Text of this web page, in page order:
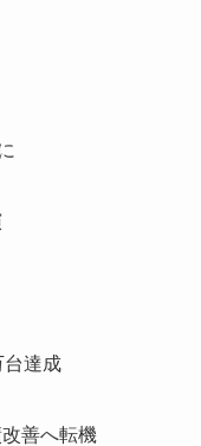
台達成
善へ転機